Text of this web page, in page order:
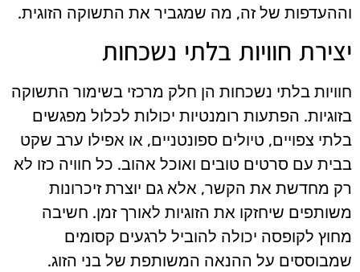
וההעדפות של זה, מה שמגביר את התשוקה הזוגית.
יצירת חוויות בלתי נשכחות
חוויות בלתי נשכחות הן חלק מרכזי בשימור התשוקה
בזוגיות. הפתעות רומנטיות יכולות לכלול מפגשים
בלתי צפויים, טיולים ספונטניים, או אפילו ערב שקט
בבית עם סרטים טובים ואוכל אהוב. כל חוויה כזו לא
רק מחדשת את הקשר, אלא גם יוצרת זיכרונות
משותפים שיחזקו את הזוגיות לאורך זמן. חשיבה
מחוץ לקופסה יכולה להוביל לרגעים קסומים
שמבוססים על ההנאה המשותפת של בני הזוג.